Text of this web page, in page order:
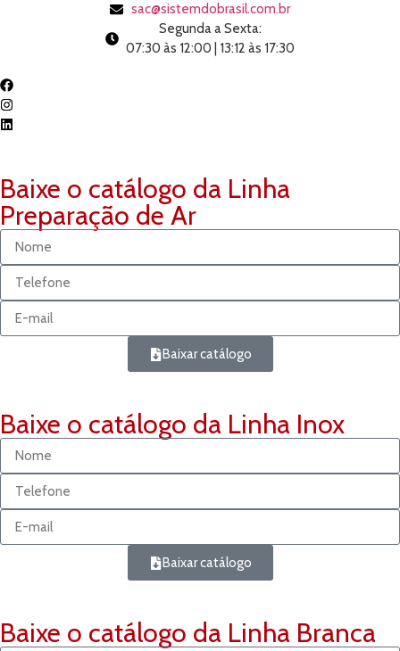
sac@sistemdobrasil.com.br
Segunda a Sexta:
07:30 às 12:00 | 13:12 às 17:30
Baixe o catálogo da Linha
Preparação de Ar
Baixar catálogo
Baixe o catálogo da Linha Inox
Baixar catálogo
Baixe o catálogo da Linha Branca